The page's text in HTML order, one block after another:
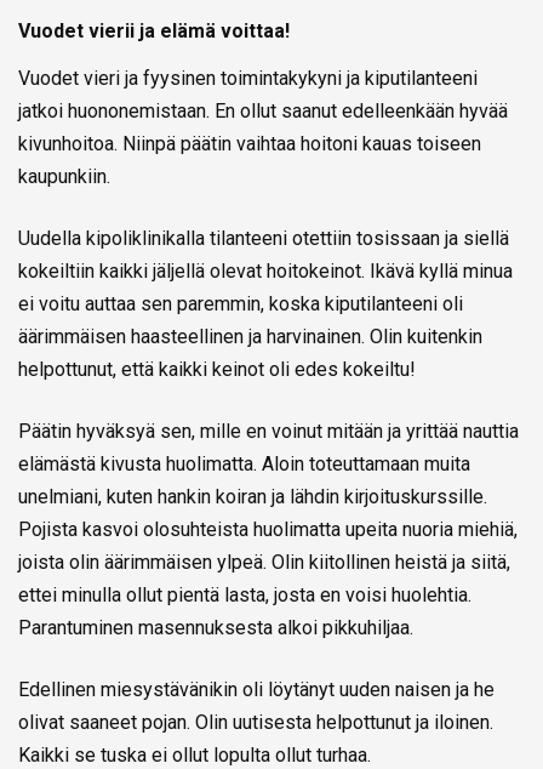
Vuodet vierii ja elämä voittaa!
Vuodet vieri ja fyysinen toimintakykyni ja kiputilanteeni
jatkoi huononemistaan. En ollut saanut edelleenkään hyvää
kivunhoitoa. Niinpä päätin vaihtaa hoitoni kauas toiseen
kaupunkiin.
Uudella kipoliklinikalla tilanteeni otettiin tosissaan ja siellä
kokeiltiin kaikki jäljellä olevat hoitokeinot. Ikävä kyllä minua
ei voitu auttaa sen paremmin, koska kiputilanteeni oli
äärimmäisen haasteellinen ja harvinainen. Olin kuitenkin
helpottunut, että kaikki keinot oli edes kokeiltu!
Päätin hyväksyä sen, mille en voinut mitään ja yrittää nauttia
elämästä kivusta huolimatta. Aloin toteuttamaan muita
unelmiani, kuten hankin koiran ja lähdin kirjoituskurssille.
Pojista kasvoi olosuhteista huolimatta upeita nuoria miehiä,
joista olin äärimmäisen ylpeä. Olin kiitollinen heistä ja siitä,
ettei minulla ollut pientä lasta, josta en voisi huolehtia.
Parantuminen masennuksesta alkoi pikkuhiljaa.
Edellinen miesystävänikin oli löytänyt uuden naisen ja he
olivat saaneet pojan. Olin uutisesta helpottunut ja iloinen.
Kaikki se tuska ei ollut lopulta ollut turhaa.